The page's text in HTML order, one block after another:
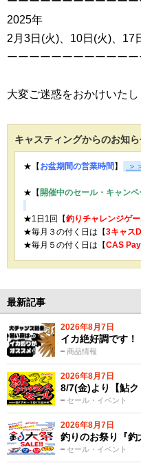
2025年
2月3日(火)、10日(火)、17
ーーーーーーーーーーー
大変ご迷惑をおかけいた
キャスティングからのお知
★【お盆期間の営業時間】 ＞
★【開催中のセール・キャンペ
★1日1回【釣りチャレンジゲ
★毎月３の付く日は【3キャス
★毎月５の付く日は【CAS
最新記事
2026年8月7日
商品情報
イカ絶好調です！
2026年8月7日
セール・イベント
8/7(金)より【鮎ク
2026年8月7日
セール・イベント
釣りのお祭り『釣